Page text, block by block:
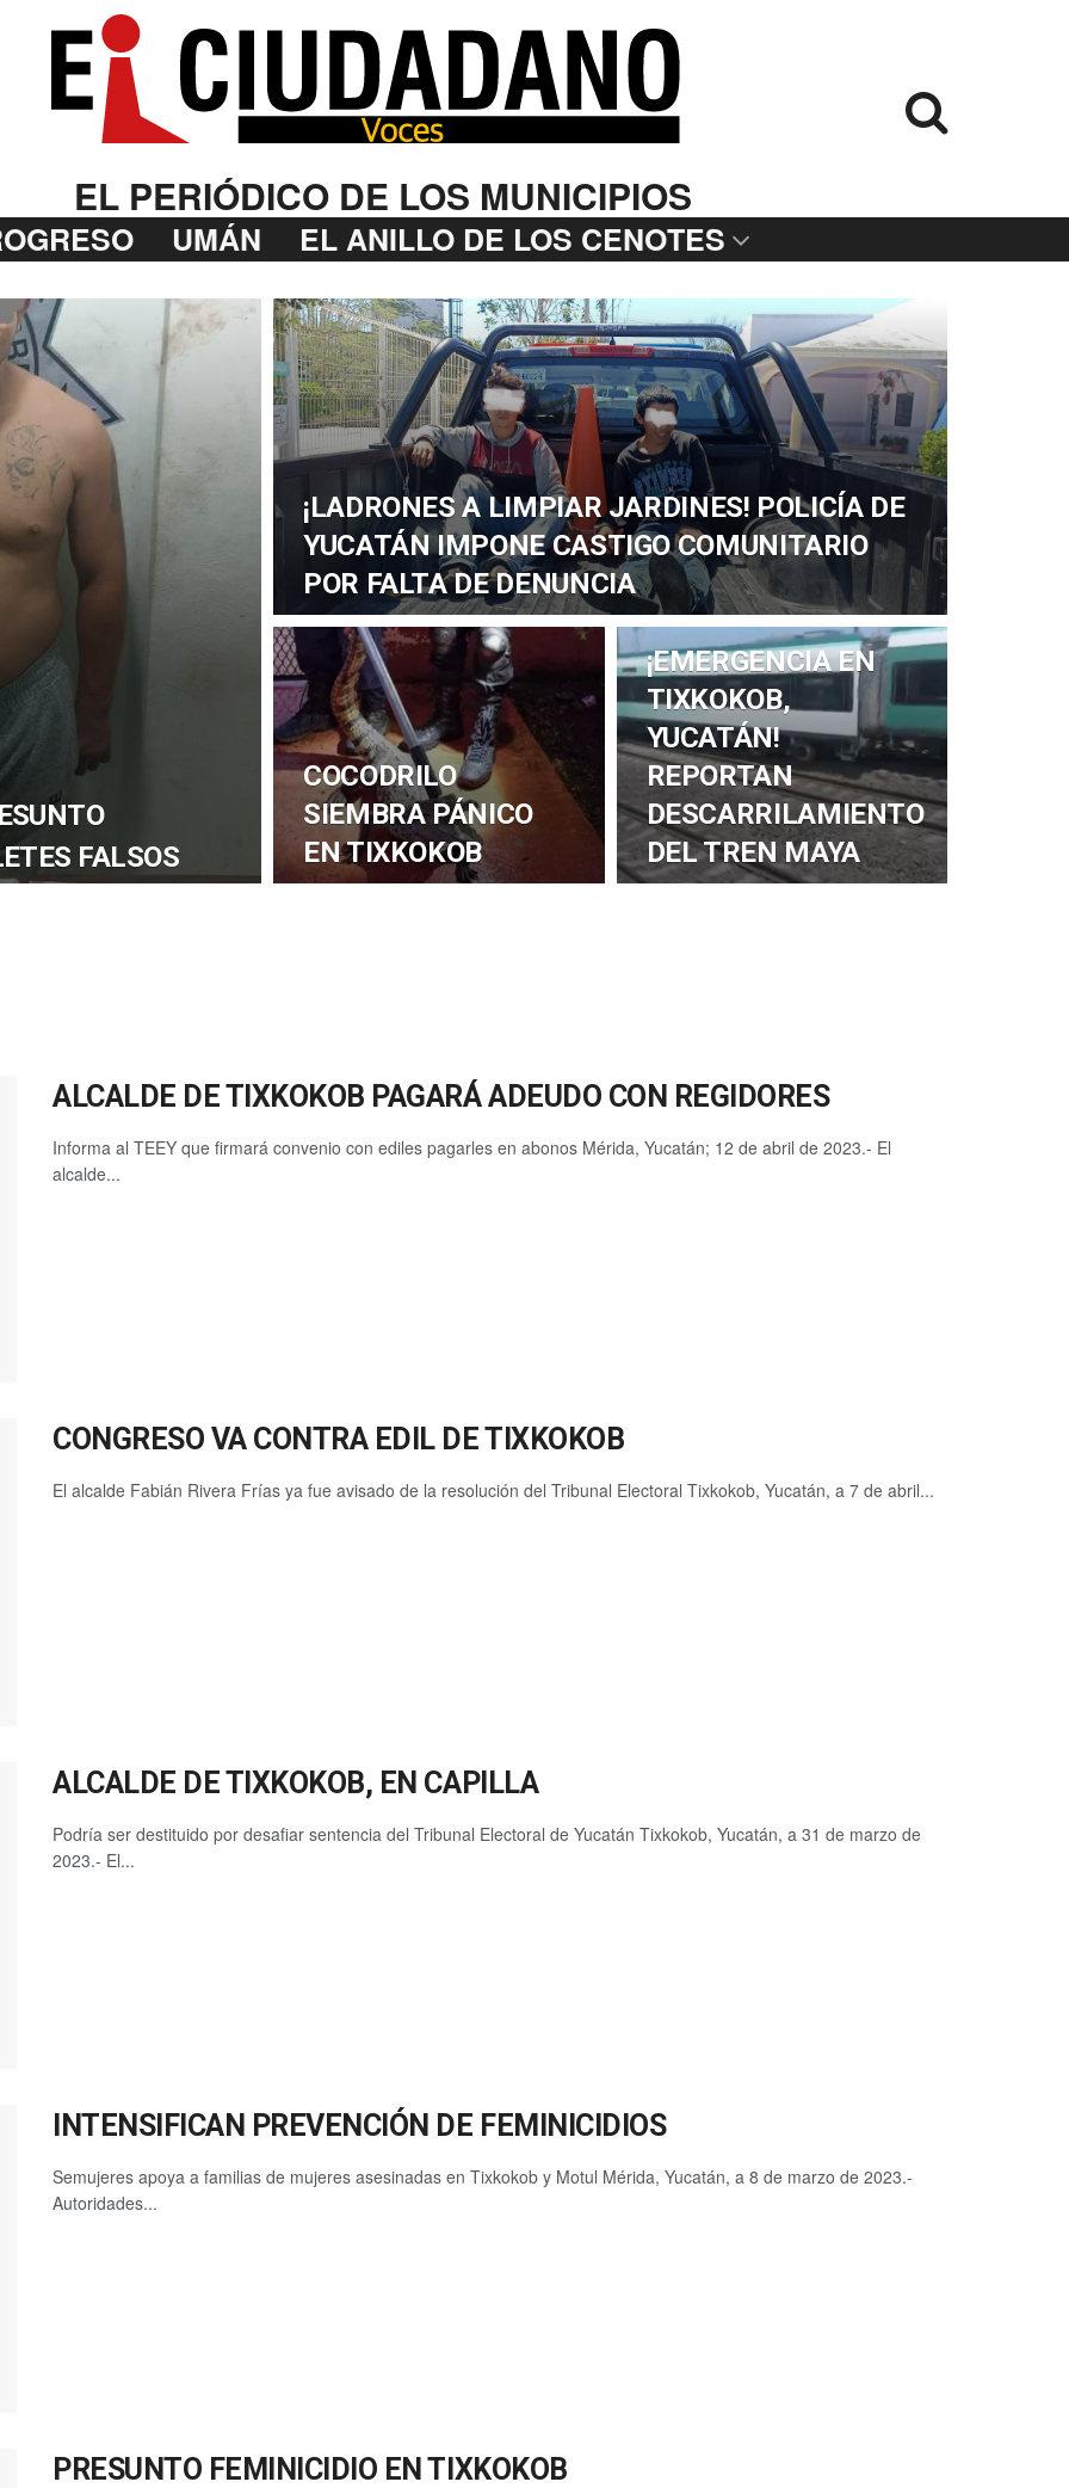
EL PERIÓDICO DE LOS MUNICIPIOS
UMÁN EL ANILLO DE LOS CENOTES
FALSOS
¡LADRONES A LIMPIAR JARDINES! POLICÍA DE
YUCATÁN IMPONE CASTIGO COMUNITARIO
POR FALTA DE DENUNCIA
COCODRILO
SIEMBRA PÁNICO
EN TIXKOKOB
¡EMERGENCIA EN
TIXKOKOB,
YUCATÁN!
REPORTAN
DESCARRILAMIENTO
DEL TREN MAYA
ALCALDE DE TIXKOKOB PAGARÁ ADEUDO CON REGIDORES
Informa al TEEY que firmará convenio con ediles pagarles en abonos Mérida, Yucatán; 12 de abril de 2023.- El
alcalde...
CONGRESO VA CONTRA EDIL DE TIXKOKOB
El alcalde Fabián Rivera Frías ya fue avisado de la resolución del Tribunal Electoral Tixkokob, Yucatán, a 7 de abril...
ALCALDE DE TIXKOKOB, EN CAPILLA
Podría ser destituido por desafiar sentencia del Tribunal Electoral de Yucatán Tixkokob, Yucatán, a 31 de marzo de
2023.- El...
INTENSIFICAN PREVENCIÓN DE FEMINICIDIOS
Semujeres apoya a familias de mujeres asesinadas en Tixkokob y Motul Mérida, Yucatán, a 8 de marzo de 2023.-
Autoridades...
PRESUNTO FEMINICIDIO EN TIXKOKOB